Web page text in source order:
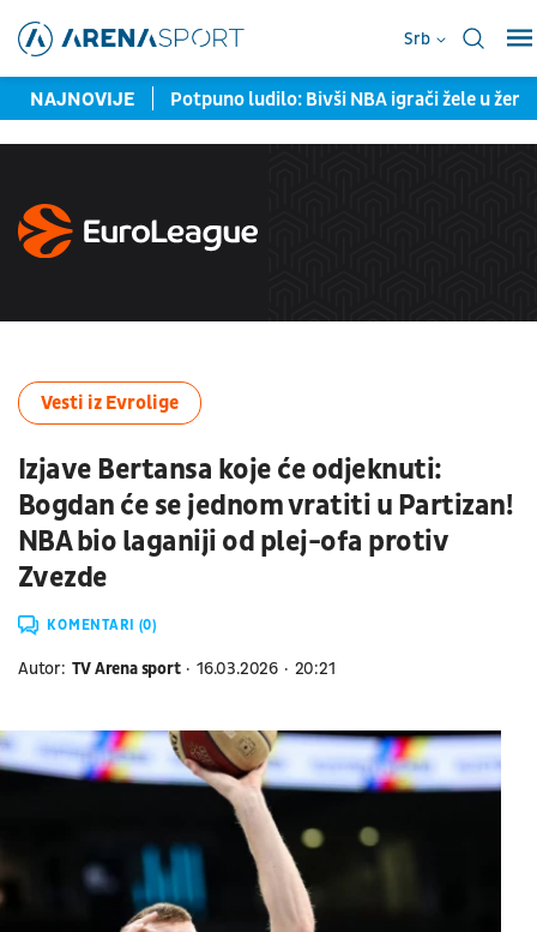
Srb
NAJNOVIJE
i Hajduka Potpuno ludilo: Bivši NBA igrači žele u
Vesti iz Evrolige
Izjave Bertansa koje će odjeknuti:
Bogdan će se jednom vratiti u Partizan!
NBA bio laganiji od plej-ofa protiv
Zvezde
KOMENTARI (0)
Autor: TV Arena sport 16.03.2026 20:21